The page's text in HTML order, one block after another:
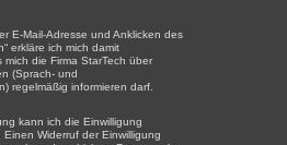
E-Mail-Adresse und Anklicken des
erkläre ich mich damit
die Firma StarTech über
(Sprach- und
regelmäßig informieren darf.
kann ich die Einwilligung
Widerruf der Einwilligung